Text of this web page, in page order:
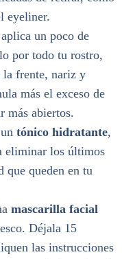
eyeliner.
un poco de
por todo tu rostro,
la frente, nariz y
más el exceso de
más abiertos.
tónico hidratante,
eliminar los últimos
que queden en tu
mascarilla facial
Déjala 15
las instrucciones